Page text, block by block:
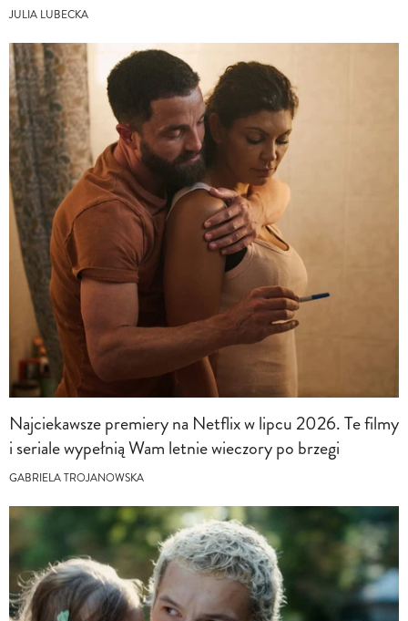
JULIA LUBECKA
Najciekawsze premiery na Netflix w lipcu 2026. Te filmy
i seriale wypełnią Wam letnie wieczory po brzegi
GABRIELA TROJANOWSKA